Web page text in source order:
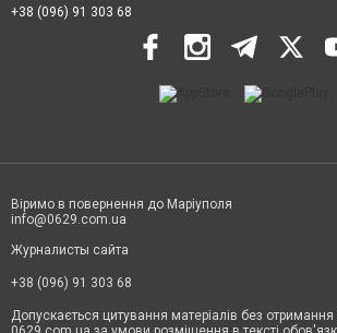
+38 (096) 91 303 68
Віримо в повернення до Маріуполя
info@0629.com.ua
Журналисты сайта
+38 (096) 91 303 68
Допускається цитування матеріалів без